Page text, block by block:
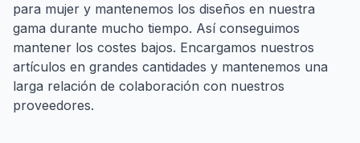
para mujer y mantenemos los diseños en nuestra
gama durante mucho tiempo. Así conseguimos
mantener los costes bajos. Encargamos nuestros
artículos en grandes cantidades y mantenemos una
larga relación de colaboración con nuestros
proveedores.